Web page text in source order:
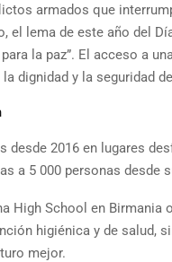
armados que
el lema de este año del
la paz”. El acceso a
dignidad y la seguridad
desde 2016 en lugares
a 5 000 personas desde
High School en
higiénica y de salud,
mejor.